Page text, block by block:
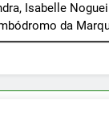
Isabelle
da